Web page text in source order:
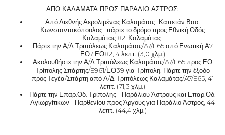
ΑΠΟ ΚΑΛΑΜΑΤΑ ΠΡΟΣ ΠΑΡΑΛΙΟ ΑΣΤΡΟΣ:
Από Διεθνής Αερολιμένας Καλαμάτας "Καπετάν Βασ.
Κωνσταντακόπουλος" πάρτε το δρόμο προς Εθνική Οδός
Καλαμάτας 82, Καλαμάτας.
Πάρτε την Α/Δ Τριπόλεως Καλαμάτας/A7/E65 από Ενωτική Α7
ΕΟ7 ΕΟ82, 4 λεπτ. (3,0 χλμ.)
Ακολουθήστε την Α/Δ Τριπόλεως Καλαμάτας/A7/E65 προς ΕΟ
Τρίπολης Σπάρτης/E961/ΕΟ39 για Τρίπολη. Πάρτε την έξοδο
προς Τεγέα/Σπάρτη από Α/Δ Τριπόλεως Καλαμάτας/A7/E65, 41
λεπτ. (71,3 χλμ.)
Πάρτε την Επαρ.Οδ. Τρίπολης - Παράλιου Άστρους και Επαρ.Οδ.
Αγιωργίτικων - Παρθενίου προς Άργους για Παράλιο Άστρος, 44
λεπτ. (44,4 χλμ.)